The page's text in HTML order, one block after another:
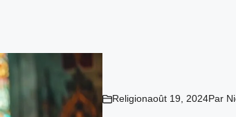
Religionaoût 19, 2024Par